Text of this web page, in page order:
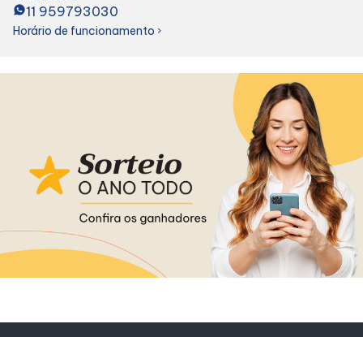
Lojas
Programa de Benefícios
11 959793030
Horário de funcionamento chevron_right